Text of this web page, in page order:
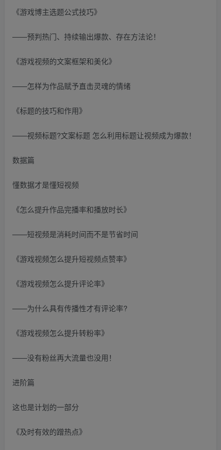
《游戏博主选题公式技巧》
——预判热门、持续输出爆款、存在方法论！
《游戏视频的文案框架和美化》
——怎样为作品赋予直击灵魂的情绪
《标题的技巧和作用》
——视频标题?文案标题 怎么利用标题让视频成为爆款！
数据篇
懂数据才是懂短视频
《怎么提升作品完播率和播放时长》
——短视频是消耗时间而不是节省时间
《游戏视频怎么提升短视频点赞率》
《游戏视频怎么提升评论率》
——为什么具有传播性才有评论率?
《游戏视频怎么提升转粉率》
——没有粉丝再大流量也没用！
进阶篇
这也是计划的一部分
《及时有效的蹭热点》